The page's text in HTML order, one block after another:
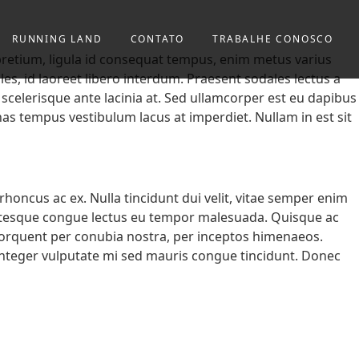
RUNNING LAND CONTATO TRABALHE CONOSCO
ligula id consequat tempus, enim metus varius
id laoreet libero interdum. Praesent sodales lectus a
ante lacinia at. Sed ullamcorper est eu dapibus
tempus vestibulum lacus at imperdiet. Nullam in est sit
ac ex. Nulla tincidunt dui velit, vitae semper enim
congue lectus eu tempor malesuada. Quisque ac
per conubia nostra, per inceptos himenaeos.
vulputate mi sed mauris congue tincidunt. Donec